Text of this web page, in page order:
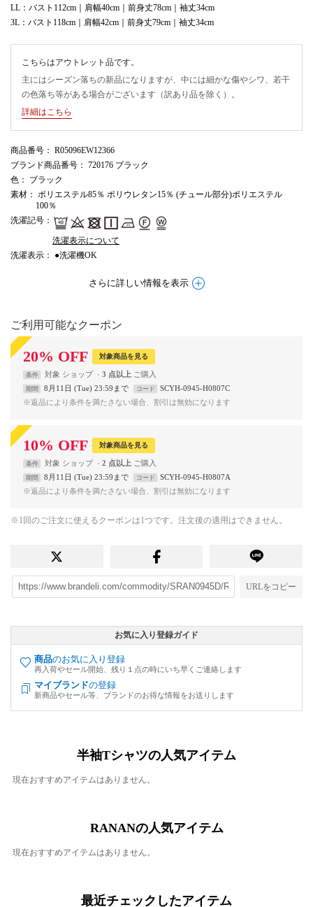
LL：バスト112cm｜肩幅40cm｜前身丈78cm｜袖丈34cm
3L：バスト118cm｜肩幅42cm｜前身丈79cm｜袖丈34cm
こちらはアウトレット品です。
主にはシーズン落ちの新品になりますが、中には細かな傷やシワ、若干
の色落ち等がある場合がございます（訳あり品を除く）。
詳細はこちら
商品番号 ： R05096EW12366
ブランド商品番号 ： 720176 ブラック
色 ： ブラック
素材 ： ポリエステル85％ ポリウレタン15％ (チュール部分)ポリエステル
100％
洗濯記号 ：
洗濯表示について
洗濯表示 ： ●洗濯機OK
さらに詳しい情報を表示
ご利用可能なクーポン
20% OFF 対象商品を見る
条件 対象 ショップ 3 点以上
期間 8月11日 (Tue) 23:59まで コード
SCYH-0945-H0807C
※返品により条件を満たさない場合、割引は無効になります
10% OFF 対象商品を見る
条件 対象 ショップ 2 点以上
期間 8月11日 (Tue) 23:59まで コード
SCYH-0945-H0807A
※返品により条件を満たさない場合、割引は無効になります
※1回のご注文に使えるクーポンは1つです。注文後の適用はできません。
URLをコピー
お気に入り登録ガイド
商品のお気に入り登録
再入荷やセール開始、残り１点の時にいち早くご連絡します
マイブランドの登録
新商品やセール等、ブランドのお得な情報をお送りします
半袖Tシャツの人気アイテム
現在おすすめアイテムはありません。
RANANの人気アイテム
現在おすすめアイテムはありません。
最近チェックしたアイテム